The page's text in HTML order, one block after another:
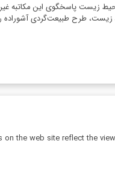
کمیسیون اصل ۹۰ شکایت می‌کنم تا مدیران سازمان حفاظت محیط زیست
طرح طبیعت‌گردی آشوراده
on the web site reflect the